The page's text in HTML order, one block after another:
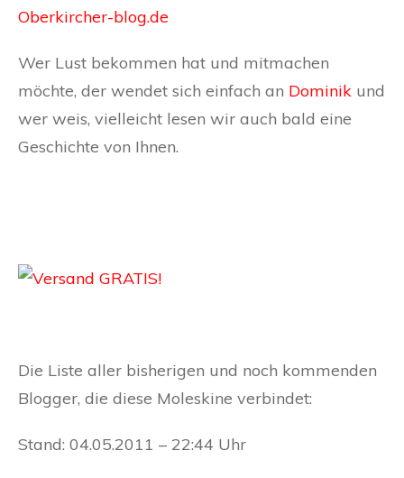
Oberkircher-blog.de
Wer Lust bekommen hat und mitmachen
möchte, der wendet sich einfach an Dominik und
wer weis, vielleicht lesen wir auch bald eine
Geschichte von Ihnen.
Die Liste aller bisherigen und noch kommenden
Blogger, die diese Moleskine verbindet:
Stand: 04.05.2011 – 22:44 Uhr